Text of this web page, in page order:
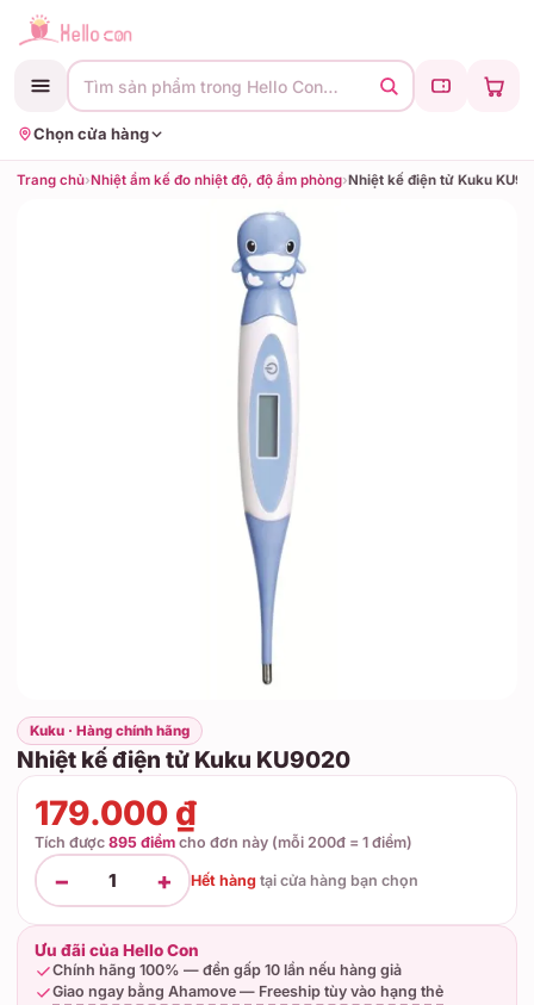
Tìm sản phẩm trong Hello Con…
Chọn cửa hàng
Trang chủ›Nhiệt ẩm kế đo nhiệt độ, độ ẩm phòng›Nhiệt kế điện tử Kuku
Kuku · Hàng chính hãng
Nhiệt kế điện tử Kuku KU9020
179.000 ₫
Tích được 895 điểm cho đơn này (mỗi 200đ = 1 điểm)
− 1 + Hết hàng tại cửa hàng bạn chọn
Ưu đãi của Hello Con
Chính hãng 100% — đền gấp 10 lần nếu hàng giả
Giao ngay bằng Ahamove — Freeship tùy vào hạng thẻ